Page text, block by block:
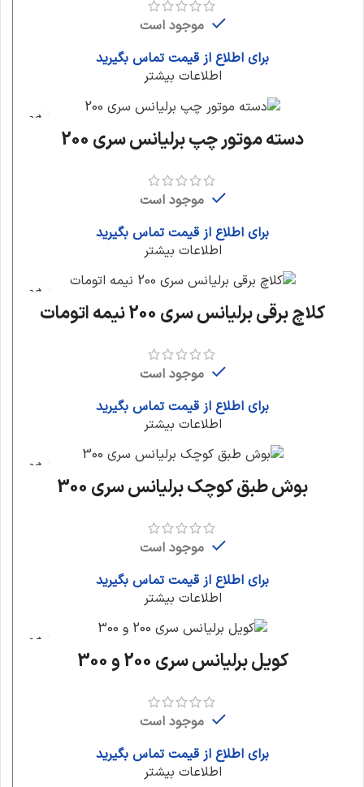
موجود است
برای اطلاع از قیمت تماس بگیرید
اطلاعات بیشتر
دسته موتور چپ برلیانس سری 200
موجود است
برای اطلاع از قیمت تماس بگیرید
اطلاعات بیشتر
کلاچ برقی برلیانس سری 200 نیمه اتومات
موجود است
برای اطلاع از قیمت تماس بگیرید
اطلاعات بیشتر
بوش طبق کوچک برلیانس سری 300
موجود است
برای اطلاع از قیمت تماس بگیرید
اطلاعات بیشتر
کویل برلیانس سری 200 و 300
موجود است
برای اطلاع از قیمت تماس بگیرید
اطلاعات بیشتر